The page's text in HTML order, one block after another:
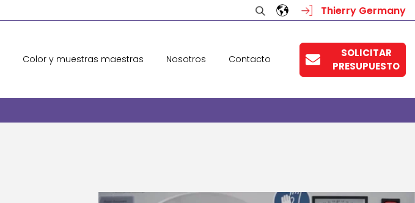
Thierry Germany
Color y muestras maestras Nosotros Contacto
SOLICITAR
PRESUPUESTO